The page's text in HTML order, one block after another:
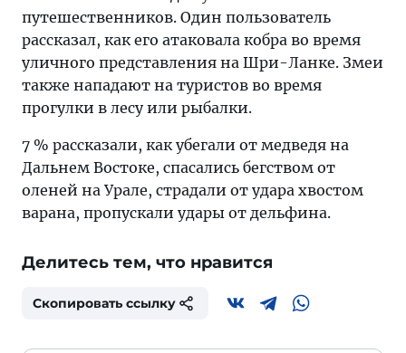
путешественников. Один пользователь
рассказал, как его атаковала кобра во время
уличного представления на Шри-Ланке. Змеи
также нападают на туристов во время
прогулки в лесу или рыбалки.
7 % рассказали, как убегали от медведя на
Дальнем Востоке, спасались бегством от
оленей на Урале, страдали от удара хвостом
варана, пропускали удары от дельфина.
Делитесь тем, что нравится
Скопировать ссылку